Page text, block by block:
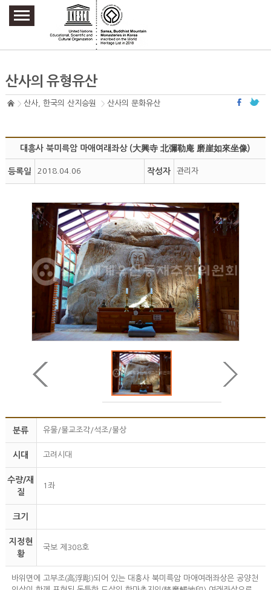
주요메뉴 바로가기
본문 바로가기
하단메뉴 바로가기
산사의 유형유산
산사, 한국의 산지승원 산사의 문화유산
대흥사 북미륵암 마애여래좌상 (大興寺 北彌勒庵 磨崖如來坐像)
등록일 2018.04.06 작성자 관리자
분류 유물/불교조각/석조/불상
시대 고려시대
수량/재
질
1좌
크기
지정현
황
국보 제308호
바위면에 고부조(高浮彫)되어 있는 대흥사 북미륵암 마애여래좌상은 공양천